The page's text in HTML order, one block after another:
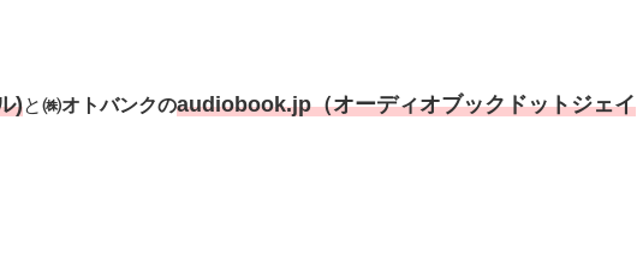
)と㈱オトバンクのaudiobook.jp（オーディオブックドットジェイ